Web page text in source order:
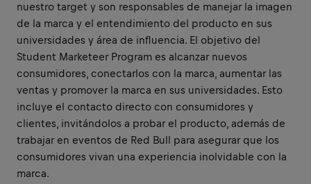
nuestro target y son responsables de manejar la imagen
de la marca y el entendimiento del producto en sus
universidades y área de influencia. El objetivo del
Student Marketeer Program es alcanzar nuevos
consumidores, conectarlos con la marca, aumentar las
ventas y promover la marca en sus universidades. Esto
incluye el contacto directo con consumidores y
clientes, invitándolos a probar el producto, además de
trabajar en eventos de Red Bull para asegurar que los
consumidores vivan una experiencia inolvidable con la
marca.